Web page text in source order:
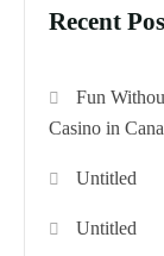
Recent
Fun
Casino in
Untitled
Untitled